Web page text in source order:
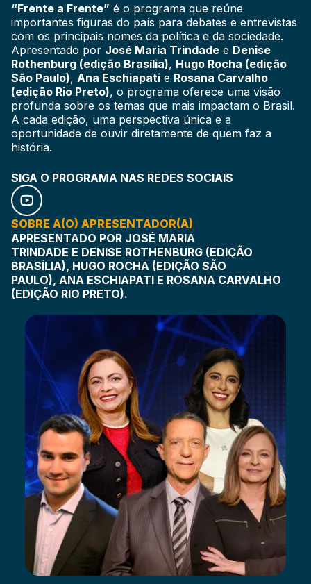
“Frente a Frente” é o programa que reúne
importantes figuras do país para debates e entrevistas
com os principais nomes da política e da sociedade.
Apresentado por José Maria Trindade e Denise
Rothenburg (edição Brasília), Hugo Rocha (edição
São Paulo), Ana Eschiapati e Rosana Carvalho
(edição Rio Preto), o programa oferece uma visão
profunda sobre os temas que mais impactam o Brasil.
A cada edição, uma perspectiva única e a
oportunidade de ouvir diretamente de quem faz a
história.
SIGA O PROGRAMA NAS REDES SOCIAIS
SOBRE A(O) APRESENTADOR(A)
APRESENTADO POR JOSÉ MARIA
TRINDADE E DENISE ROTHENBURG (EDIÇÃO
BRASÍLIA), HUGO ROCHA (EDIÇÃO SÃO
PAULO), ANA ESCHIAPATI E ROSANA CARVALHO
(EDIÇÃO RIO PRETO).